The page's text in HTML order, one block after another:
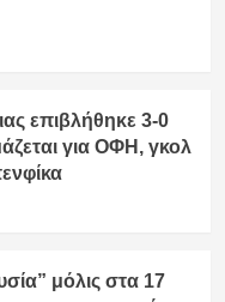
επιβλήθηκε 3-0
για ΟΦΗ, γκολ
μόλις στα 17